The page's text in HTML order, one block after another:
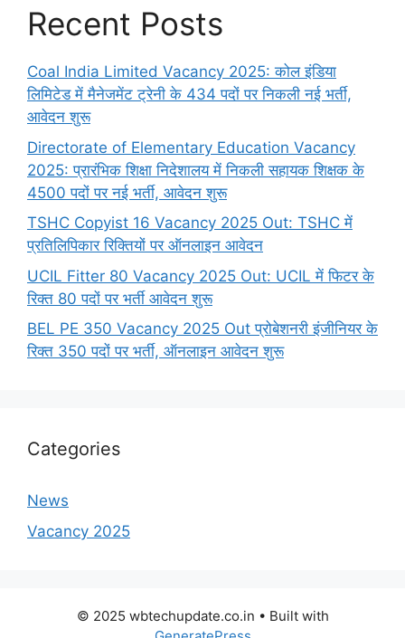
Recent Posts
Coal India Limited Vacancy 2025: कोल इंडिया
लिमिटेड में मैनेजमेंट ट्रेनी के 434 पदों पर निकली नई भर्ती,
आवेदन शुरू
Directorate of Elementary Education Vacancy
2025: प्रारंभिक शिक्षा निदेशालय में निकली सहायक शिक्षक के
4500 पदों पर नई भर्ती, आवेदन शुरू
TSHC Copyist 16 Vacancy 2025 Out: TSHC में
प्रतिलिपिकार रिक्तियों पर ऑनलाइन आवेदन
UCIL Fitter 80 Vacancy 2025 Out: UCIL में फिटर के
रिक्त 80 पदों पर भर्ती आवेदन शुरू
BEL PE 350 Vacancy 2025 Out प्रोबेशनरी इंजीनियर के
रिक्त 350 पदों पर भर्ती, ऑनलाइन आवेदन शुरू
Categories
News
Vacancy 2025
© 2025 wbtechupdate.co.in • Built with